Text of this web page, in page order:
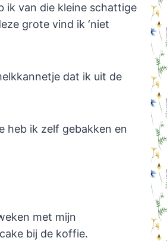
ik van die kleine schattige
grote vind ik ‘niet
dat ik uit de
heb ik zelf gebakken en
met mijn
bij de koffie.